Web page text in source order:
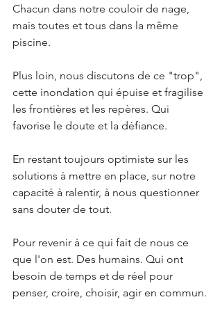
Chacun dans notre couloir de nage,
mais toutes et tous dans la même
piscine.
Plus loin, nous discutons de ce "trop",
cette inondation qui épuise et fragilise
les frontières et les repères. Qui
favorise le doute et la défiance.
En restant toujours optimiste sur les
solutions à mettre en place, sur notre
capacité à ralentir, à nous questionner
sans douter de tout.
Pour revenir à ce qui fait de nous ce
que l'on est. Des humains. Qui ont
besoin de temps et de réel pour
penser, croire, choisir, agir en commun.